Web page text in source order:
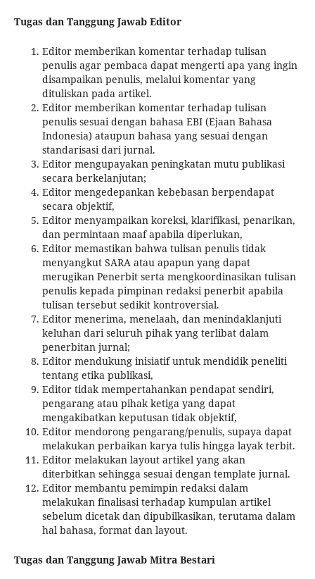
Tugas dan Tanggung Jawab Editor
Editor memberikan komentar terhadap tulisan
penulis agar pembaca dapat mengerti apa yang ingin
disampaikan penulis, melalui komentar yang
dituliskan pada artikel.
Editor memberikan komentar terhadap tulisan
penulis sesuai dengan bahasa EBI (Ejaan Bahasa
Indonesia) ataupun bahasa yang sesuai dengan
standarisasi dari jurnal.
Editor mengupayakan peningkatan mutu publikasi
secara berkelanjutan;
Editor mengedepankan kebebasan berpendapat
secara objektif,
Editor menyampaikan koreksi, klarifikasi, penarikan,
dan permintaan maaf apabila diperlukan,
Editor memastikan bahwa tulisan penulis tidak
menyangkut SARA atau apapun yang dapat
merugikan Penerbit serta mengkoordinasikan tulisan
penulis kepada pimpinan redaksi penerbit apabila
tulisan tersebut sedikit kontroversial.
Editor menerima, menelaah, dan menindaklanjuti
keluhan dari seluruh pihak yang terlibat dalam
penerbitan jurnal;
Editor mendukung inisiatif untuk mendidik peneliti
tentang etika publikasi,
Editor tidak mempertahankan pendapat sendiri,
pengarang atau pihak ketiga yang dapat
mengakibatkan keputusan tidak objektif,
Editor mendorong pengarang/penulis, supaya dapat
melakukan perbaikan karya tulis hingga layak terbit.
Editor melakukan layout artikel yang akan
diterbitkan sehingga sesuai dengan template jurnal.
Editor membantu pemimpin redaksi dalam
melakukan finalisasi terhadap kumpulan artikel
sebelum dicetak dan dipubilkasikan, terutama dalam
hal bahasa, format dan layout.
Tugas dan Tanggung Jawab Mitra Bestari